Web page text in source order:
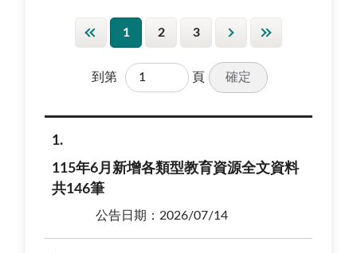
1 2 3
到第 頁 確定
1
115年6月新增各類型教育資源全文資料
共146筆
公告日期：2026/07/14